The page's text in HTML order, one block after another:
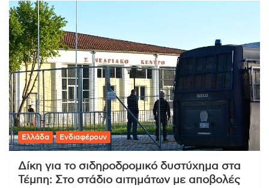
Ελλάδα Ενδιαφέρουν
Δίκη για το σιδηροδρομικό δυστύχημα στα
Τέμπη: Στο στάδιο αιτημάτων με αποβολές